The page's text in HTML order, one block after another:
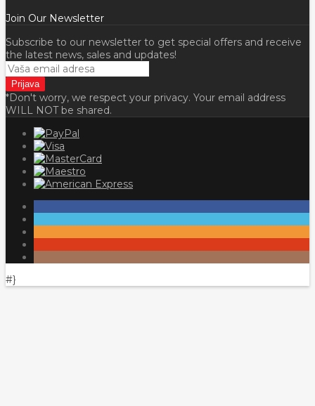
Join Our Newsletter
Subscribe to our newsletter to get special offers and receive
the latest news, sales and updates!
*Don't worry, we respect your privacy. Your email address
WILL NOT be shared.
#}